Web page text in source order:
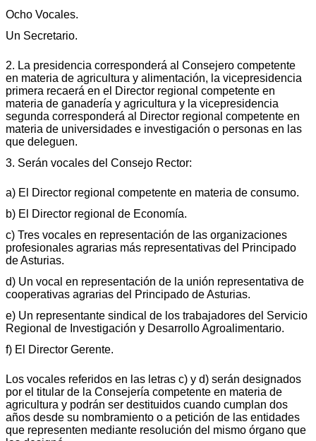
Ocho Vocales.
Un Secretario.
2. La presidencia corresponderá al Consejero competente
en materia de agricultura y alimentación, la vicepresidencia
primera recaerá en el Director regional competente en
materia de ganadería y agricultura y la vicepresidencia
segunda corresponderá al Director regional competente en
materia de universidades e investigación o personas en las
que deleguen.
3. Serán vocales del Consejo Rector:
a) El Director regional competente en materia de consumo.
b) El Director regional de Economía.
c) Tres vocales en representación de las organizaciones
profesionales agrarias más representativas del Principado
de Asturias.
d) Un vocal en representación de la unión representativa de
cooperativas agrarias del Principado de Asturias.
e) Un representante sindical de los trabajadores del Servicio
Regional de Investigación y Desarrollo Agroalimentario.
f) El Director Gerente.
Los vocales referidos en las letras c) y d) serán designados
por el titular de la Consejería competente en materia de
agricultura y podrán ser destituidos cuando cumplan dos
años desde su nombramiento o a petición de las entidades
que representen mediante resolución del mismo órgano que